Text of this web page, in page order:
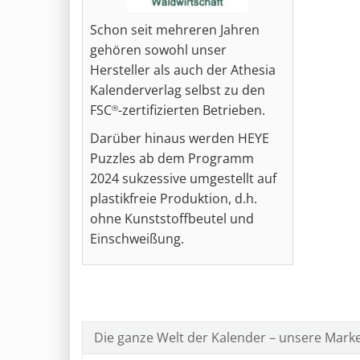
Schon seit mehreren Jahren
gehören sowohl unser
Hersteller als auch der Athesia
Kalenderverlag selbst zu den
FSC®-zertifizierten Betrieben.
Darüber hinaus werden HEYE
Puzzles ab dem Programm
2024 sukzessive umgestellt auf
plastikfreie Produktion, d.h.
ohne Kunststoffbeutel und
Einschweißung.
Die ganze Welt der Kalender – unsere